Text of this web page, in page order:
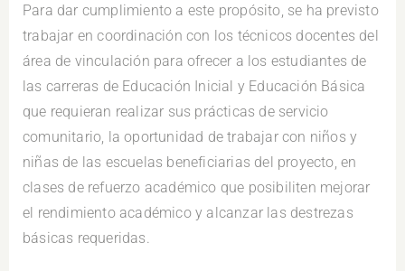
Para dar cumplimiento a este propósito, se ha previsto
trabajar en coordinación con los técnicos docentes del
área de vinculación para ofrecer a los estudiantes de
las carreras de Educación Inicial y Educación Básica
que requieran realizar sus prácticas de servicio
comunitario, la oportunidad de trabajar con niños y
niñas de las escuelas beneficiarias del proyecto, en
clases de refuerzo académico que posibiliten mejorar
el rendimiento académico y alcanzar las destrezas
básicas requeridas.